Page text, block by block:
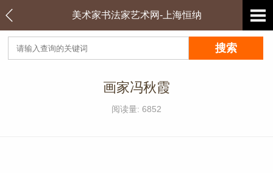
美术家书法家艺术网-上海恒纳
画家冯秋霞
阅读量: 6852